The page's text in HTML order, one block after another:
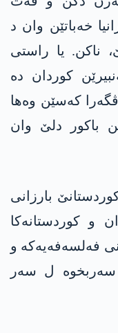
خەباتێن وان د
ناکن. یا راستی
کوردان دە
کەسێن وەھا
باکور دلێ وان
بارزانی
و کوردستانەکا
فەلسەفەیەکە و
سەربخوە ل سەر